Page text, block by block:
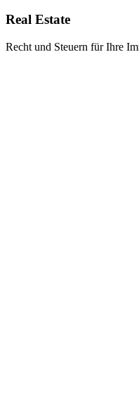
Real Estate
Recht und Steuern für Ihre